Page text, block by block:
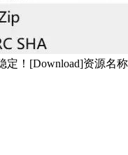
！[Download]资源名